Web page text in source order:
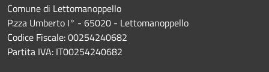
Comune di Lettomanoppello
P.zza Umberto I° - 65020 - Lettomanoppello
Codice Fiscale: 00254240682
Partita IVA: IT00254240682